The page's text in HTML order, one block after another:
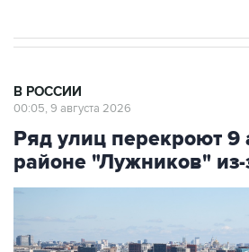
В РОССИИ
00:05, 9 августа 2026
Ряд улиц перекроют 9
районе "Лужников" из-